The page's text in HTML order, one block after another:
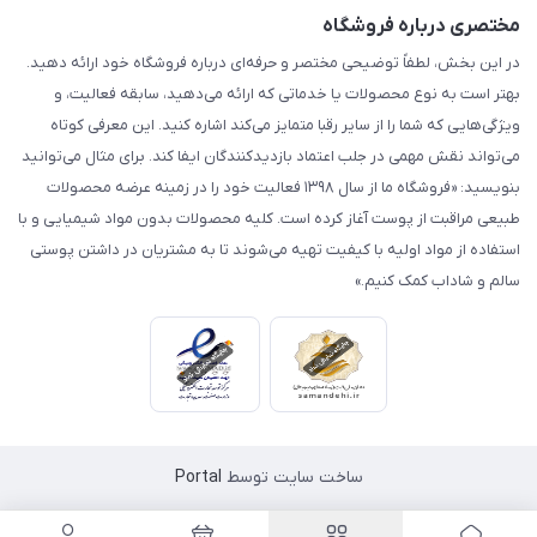
مختصری درباره فروشگاه
در این بخش، لطفاً توضیحی مختصر و حرفه‌ای درباره فروشگاه خود ارائه دهید.
بهتر است به نوع محصولات یا خدماتی که ارائه می‌دهید، سابقه فعالیت، و
ویژگی‌هایی که شما را از سایر رقبا متمایز می‌کند اشاره کنید. این معرفی کوتاه
می‌تواند نقش مهمی در جلب اعتماد بازدیدکنندگان ایفا کند. برای مثال می‌توانید
بنویسید: «فروشگاه ما از سال ۱۳۹۸ فعالیت خود را در زمینه عرضه محصولات
طبیعی مراقبت از پوست آغاز کرده است. کلیه محصولات بدون مواد شیمیایی و با
استفاده از مواد اولیه با کیفیت تهیه می‌شوند تا به مشتریان در داشتن پوستی
سالم و شاداب کمک کنیم.»
ساخت سایت توسط Portal